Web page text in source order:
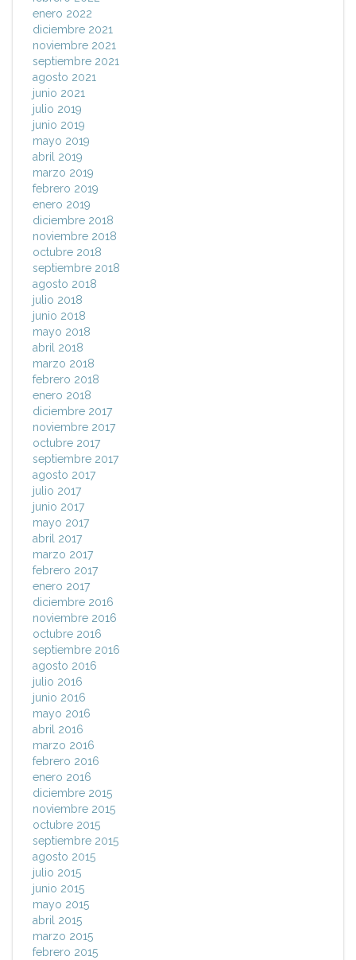
enero 2022
diciembre 2021
noviembre 2021
septiembre 2021
agosto 2021
junio 2021
julio 2019
junio 2019
mayo 2019
abril 2019
marzo 2019
febrero 2019
enero 2019
diciembre 2018
noviembre 2018
octubre 2018
septiembre 2018
agosto 2018
julio 2018
junio 2018
mayo 2018
abril 2018
marzo 2018
febrero 2018
enero 2018
diciembre 2017
noviembre 2017
octubre 2017
septiembre 2017
agosto 2017
julio 2017
junio 2017
mayo 2017
abril 2017
marzo 2017
febrero 2017
enero 2017
diciembre 2016
noviembre 2016
octubre 2016
septiembre 2016
agosto 2016
julio 2016
junio 2016
mayo 2016
abril 2016
marzo 2016
febrero 2016
enero 2016
diciembre 2015
noviembre 2015
octubre 2015
septiembre 2015
agosto 2015
julio 2015
junio 2015
mayo 2015
abril 2015
marzo 2015
febrero 2015